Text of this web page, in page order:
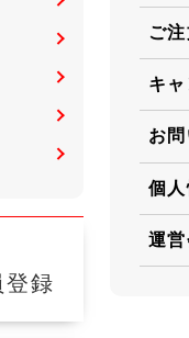
登録
ご
キ
お
個
運